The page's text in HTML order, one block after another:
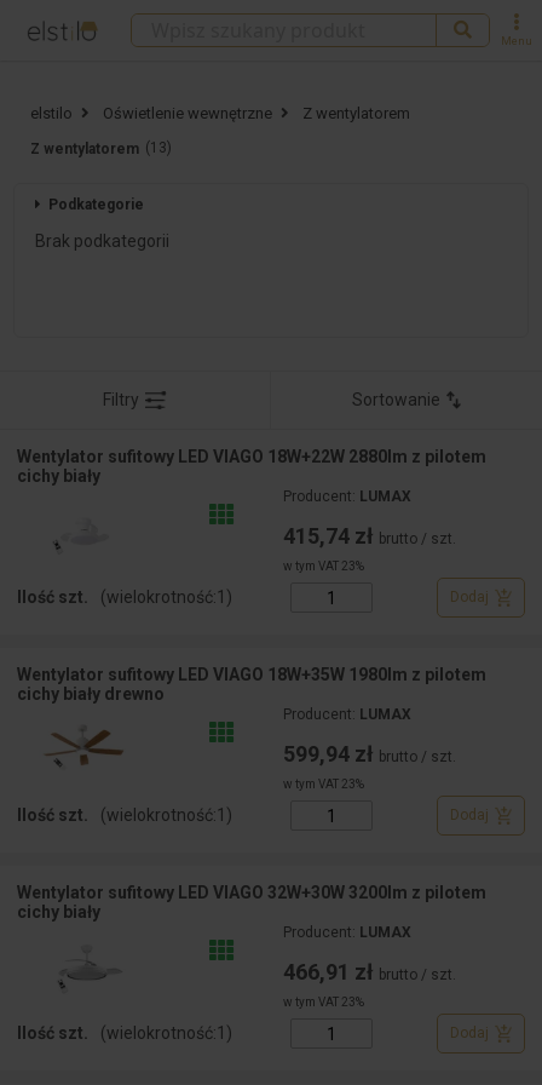
Menu
elstilo Oświetlenie wewnętrzne Z wentylatorem
Z wentylatorem (13)
Podkategorie
Brak podkategorii
Filtry Sortowanie
Wentylator sufitowy LED VIAGO 18W+22W 2880lm z pilotem
cichy biały
Producent: LUMAX
415,74 zł brutto / szt.
w tym VAT 23%
Ilość szt. (wielokrotność:1 ) Dodaj
Wentylator sufitowy LED VIAGO 18W+35W 1980lm z pilotem
cichy biały drewno
Producent: LUMAX
599,94 zł brutto / szt.
w tym VAT 23%
Ilość szt. (wielokrotność:1 ) Dodaj
Wentylator sufitowy LED VIAGO 32W+30W 3200lm z pilotem
cichy biały
Producent: LUMAX
466,91 zł brutto / szt.
w tym VAT 23%
Ilość szt. (wielokrotność:1 ) Dodaj